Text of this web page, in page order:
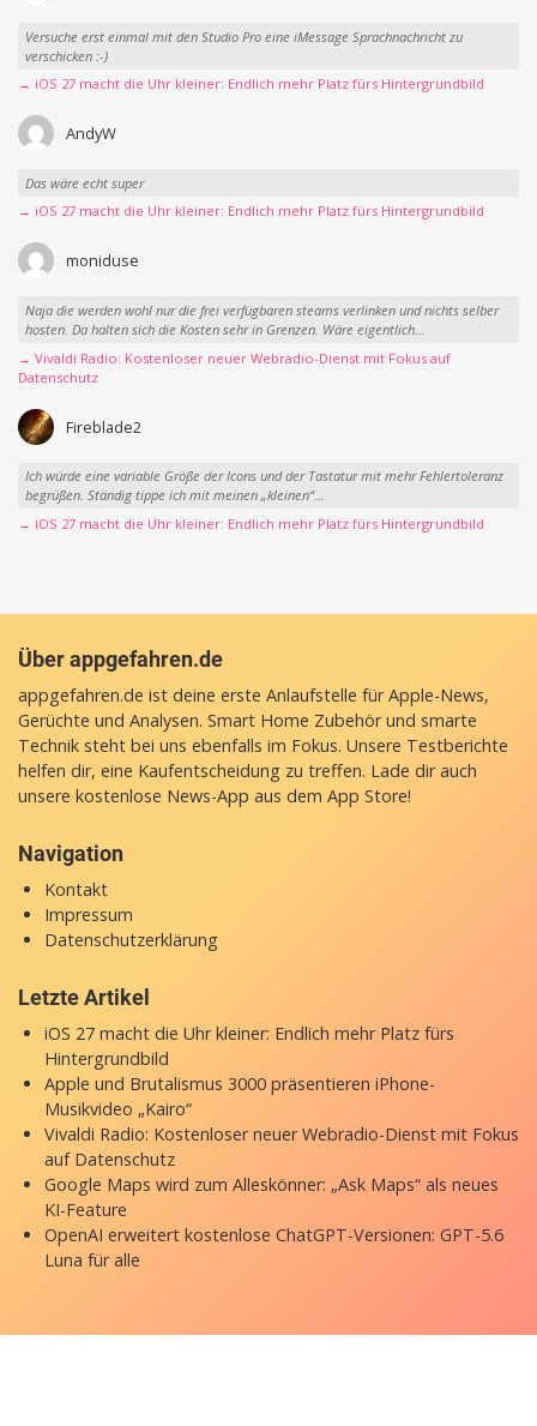
Versuche erst einmal mit den Studio Pro eine iMessage Sprachnachricht zu
verschicken :-)
→ iOS 27 macht die Uhr kleiner: Endlich mehr Platz fürs Hintergrundbild
AndyW
Das wäre echt super
→ iOS 27 macht die Uhr kleiner: Endlich mehr Platz fürs Hintergrundbild
moniduse
Naja die werden wohl nur die frei verfügbaren steams verlinken und nichts selber
hosten. Da halten sich die Kosten sehr in Grenzen. Wäre eigentlich...
→ Vivaldi Radio: Kostenloser neuer Webradio-Dienst mit Fokus auf
Datenschutz
Fireblade2
Ich würde eine variable Größe der Icons und der Tastatur mit mehr Fehlertoleranz
begrüßen. Ständig tippe ich mit meinen „kleinen“...
→ iOS 27 macht die Uhr kleiner: Endlich mehr Platz fürs Hintergrundbild
Über appgefahren.de
appgefahren.de ist deine erste Anlaufstelle für Apple-News,
Gerüchte und Analysen. Smart Home Zubehör und smarte
Technik steht bei uns ebenfalls im Fokus. Unsere Testberichte
helfen dir, eine Kaufentscheidung zu treffen. Lade dir auch
unsere kostenlose News-App aus dem App Store!
Navigation
Kontakt
Impressum
Datenschutzerklärung
Letzte Artikel
iOS 27 macht die Uhr kleiner: Endlich mehr Platz fürs
Hintergrundbild
Apple und Brutalismus 3000 präsentieren iPhone-
Musikvideo „Kairo“
Vivaldi Radio: Kostenloser neuer Webradio-Dienst mit Fokus
auf Datenschutz
Google Maps wird zum Alleskönner: „Ask Maps“ als neues
KI-Feature
OpenAI erweitert kostenlose ChatGPT-Versionen: GPT-5.6
Luna für alle